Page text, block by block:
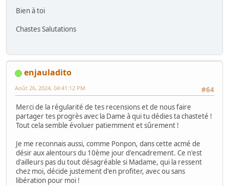
Bien à toi
Chastes Salutations
enjauladito
#64
Août 26, 2024, 04:41:12 PM
Merci de la régularité de tes recensions et de nous faire
partager tes progrès avec la Dame à qui tu dédies ta chasteté !
Tout cela semble évoluer patiemment et sûrement !
Je me reconnais aussi, comme Ponpon, dans cette acmé de
désir aux alentours du 10ème jour d'encadrement. Ce n'est
d'ailleurs pas du tout désagréable si Madame, qui la ressent
chez moi, décide justement d'en profiter, avec ou sans
libération pour moi !